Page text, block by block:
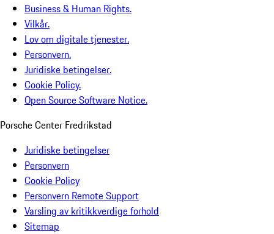
Business & Human Rights.
Vilkår.
Lov om digitale tjenester.
Personvern.
Juridiske betingelser.
Cookie Policy.
Open Source Software Notice.
Porsche Center Fredrikstad
Juridiske betingelser
Personvern
Cookie Policy
Personvern Remote Support
Varsling av kritikkverdige forhold
Sitemap